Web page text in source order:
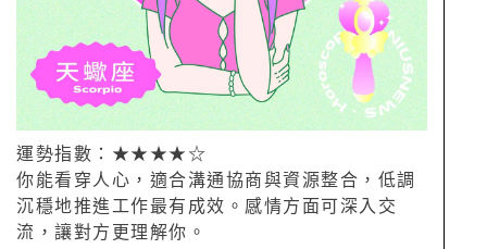
運勢指數：★★★★☆
你能看穿人心，適合溝通協商與資源整合，低調
沉穩地推進工作最有成效。感情方面可深入交
流，讓對方更理解你。